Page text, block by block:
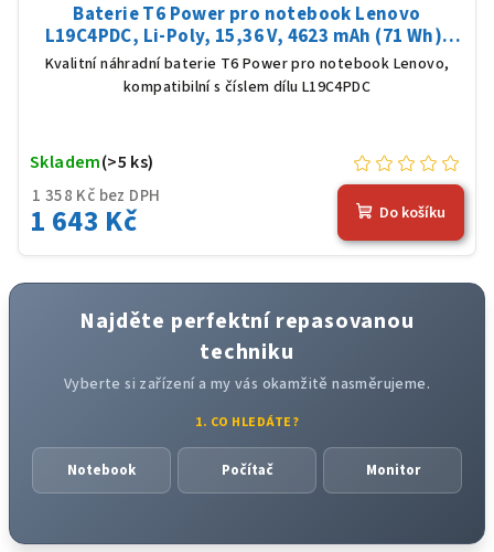
Baterie T6 Power pro notebook Lenovo
L19C4PDC, Li-Poly, 15,36 V, 4623 mAh (71 Wh),
černá
Kvalitní náhradní baterie T6 Power pro notebook Lenovo,
kompatibilní s číslem dílu L19C4PDC
1 358 Kč bez DPH
1 643 Kč
Skladem(>5 ks)
Do košíku
Najděte perfektní repasovanou
techniku
Vyberte si zařízení a my vás okamžitě nasměrujeme.
1. CO HLEDÁTE?
Notebook Počítač Monitor